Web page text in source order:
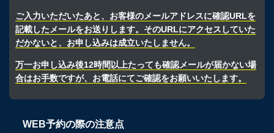
ご入力いただいたあと、お客様のメールアドレスに確認URLを
記載したメールをお送りします。そのURLにアクセスしていた
だかないと、お申し込みは成立いたしません。
万一お申し込み後12時間以上たっても確認メールが届かない場
合はお手数ですが、お電話にてご確認をお願いいたします。
WEB予約の際の注意点